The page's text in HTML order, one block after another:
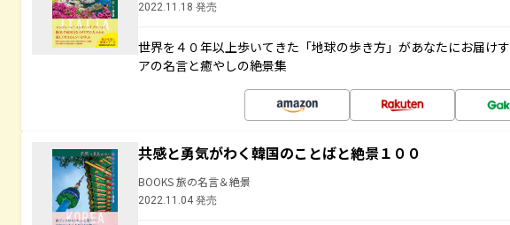
2022.11.18 発売
世界を４０年以上歩いてきた「地球の歩き方」があなたにお届け
アの名言と癒やしの絶景集
共感と勇気がわく韓国のことばと絶景１００
BOOKS 旅の名言＆絶景
2022.11.04 発売